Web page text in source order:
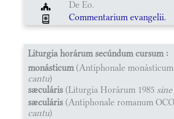
De Eo.
Commentarium evangelii.
Liturgia horárum secúndum cursum :
monásticum(Antiphonale monásticum
cantu)
sæculáris (Liturgia Horárum 1985
sæculáris (Antiphonale romanum
cantu)